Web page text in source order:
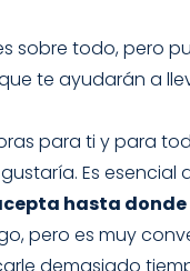
sobre todo, pero
te ayudarán a
para ti y para
Es
hasta donde
pero es muy
demasiado